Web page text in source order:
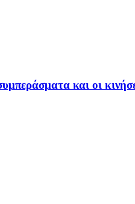
και οι